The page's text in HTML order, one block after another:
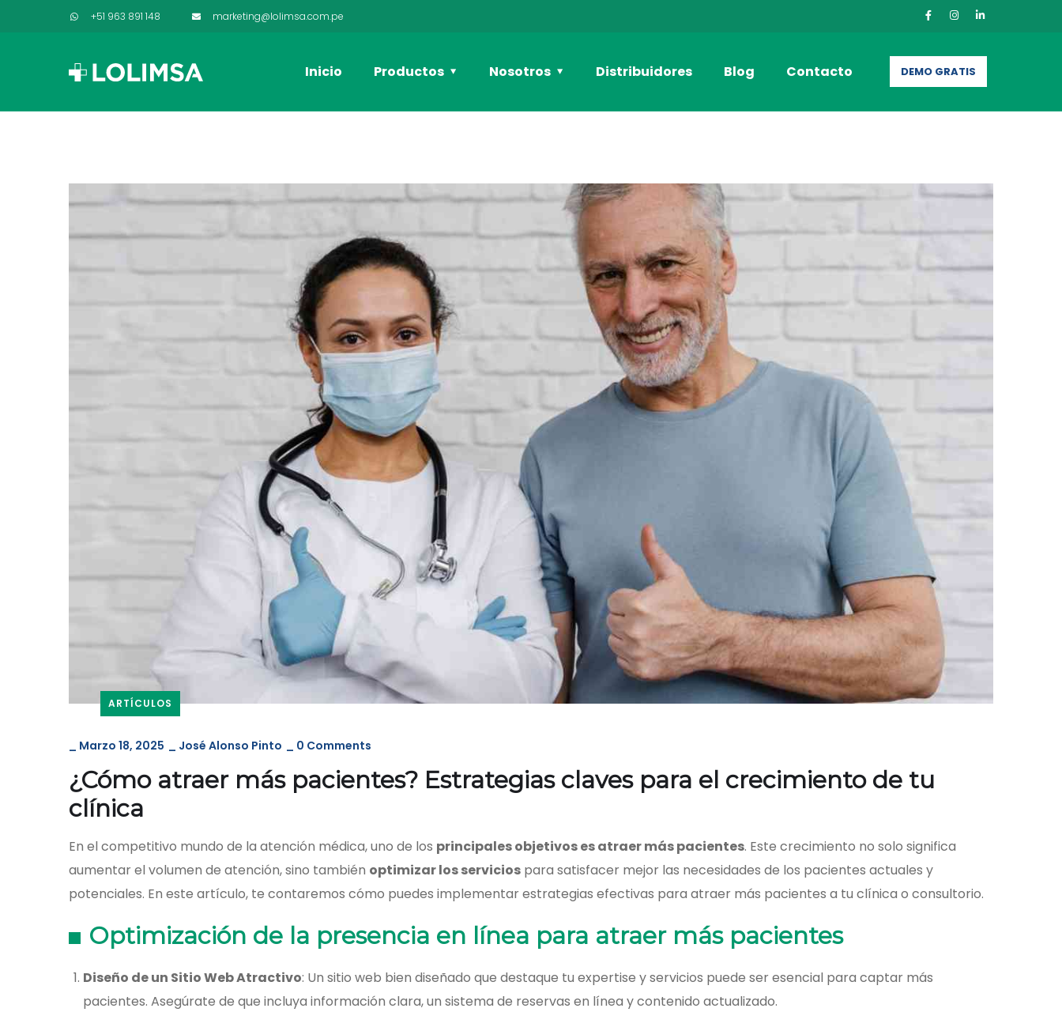
+51 963 891 148 marketing@lolimsa.com.pe
Inicio Productos Nosotros Distribuidores Blog Contacto DEMO GRATIS
ARTÍCULOS
_ Marzo 18, 2025 _ José Alonso Pinto _ 0 Comments
¿Cómo atraer más pacientes? Estrategias claves para el crecimiento de tu
clínica
En el competitivo mundo de la atención médica, uno de los principales objetivos es atraer más pacientes. Este crecimiento no solo significa
aumentar el volumen de atención, sino también optimizar los servicios para satisfacer mejor las necesidades de los pacientes actuales y
potenciales. En este artículo, te contaremos cómo puedes implementar estrategias efectivas para atraer más pacientes a tu clínica o consultorio.
Optimización de la presencia en línea para atraer más pacientes
Diseño de un Sitio Web Atractivo: Un sitio web bien diseñado que destaque tu expertise y servicios puede ser esencial para captar más
pacientes. Asegúrate de que incluya información clara, un sistema de reservas en línea y contenido actualizado.